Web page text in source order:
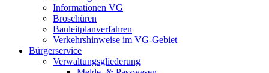
Informationen VG
Broschüren
Bauleitplanverfahren
Verkehrshinweise im VG-Gebiet
Bürgerservice
Verwaltungsgliederung